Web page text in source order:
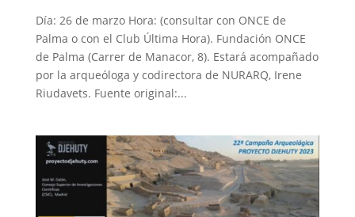
Día: 26 de marzo Hora: (consultar con ONCE de
Palma o con el Club Última Hora). Fundación ONCE
de Palma (Carrer de Manacor, 8). Estará acompañado
por la arqueóloga y codirectora de NURARQ, Irene
Riudavets. Fuente original:...